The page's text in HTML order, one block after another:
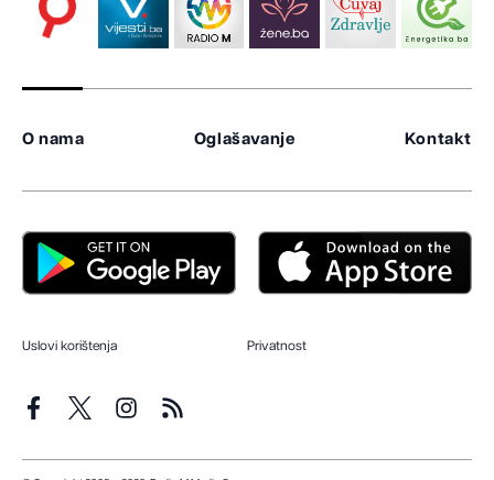
O nama Oglašavanje Kontakt
Uslovi korištenja Privatnost